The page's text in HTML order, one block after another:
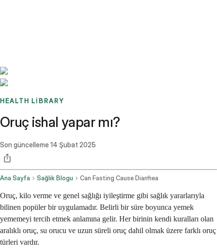
HEALTH LIBRARY
Oruç ishal yapar mı?
Son güncelleme 14 Şubat 2025
Ana Sayfa Sağlık Blogu Can Fasting Cause Diarrhea
Oruç, kilo verme ve genel sağlığı iyileştirme gibi sağlık yararlarıyla
bilinen popüler bir uygulamadır. Belirli bir süre boyunca yemek
yememeyi tercih etmek anlamına gelir. Her birinin kendi kuralları olan
aralıklı oruç, su orucu ve uzun süreli oruç dahil olmak üzere farklı oruç
türleri vardır.